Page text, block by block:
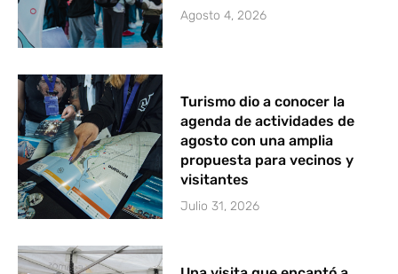
Agosto 4, 2026
Turismo dio a conocer la
agenda de actividades de
agosto con una amplia
propuesta para vecinos y
visitantes
Julio 31, 2026